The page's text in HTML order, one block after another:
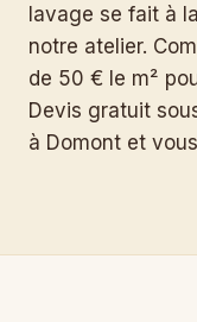
lavage se fait à
notre atelier.
de 50 € le m²
Devis gratuit
à Domont et